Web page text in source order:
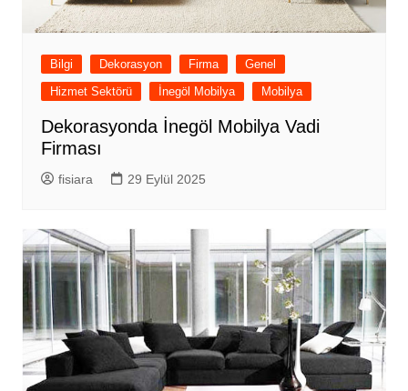
Bilgi Dekorasyon Firma
Genel
Hizmet Sektörü
İnegöl Mobilya Mobilya
Dekorasyonda İnegöl Mobilya Vadi
Firması
fisiara 29 Eylül 2025